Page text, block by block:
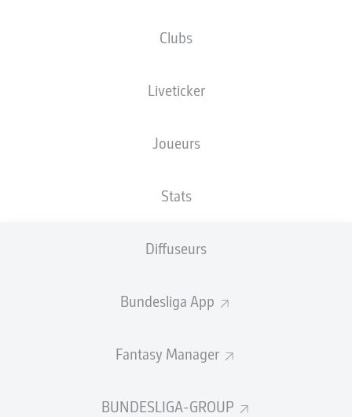
Clubs
Liveticker
Joueurs
Stats
Diffuseurs
Bundesliga App
Fantasy Manager
BUNDESLIGA-GROUP